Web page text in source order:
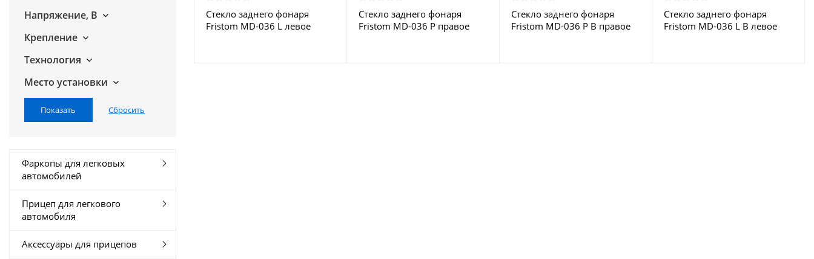
Напряжение, В
Крепление
Технология
Место установки
Фаркопы для легковых
автомобилей
Прицеп для легкового
автомобиля
Аксессуары для прицепов
Стекло заднего фонаря
Fristom MD-036 L левоe
Стекло заднего фонаря
Fristom MD-036 P правое
Стекло заднего фонаря
Fristom MD-036 P B правоe
Стекло заднего фонаря
Fristom MD-036 L B левоe